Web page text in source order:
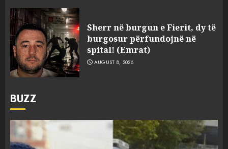
Sherr në burgun e Fierit, dy të
burgosur përfundojnë në
spital! (Emrat)
AUGUST 8, 2026
BUZZ